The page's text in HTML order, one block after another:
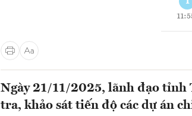
Ngày 21/11/2025, lãnh đạo tỉnh
tra, khảo sát tiến độ các dự án